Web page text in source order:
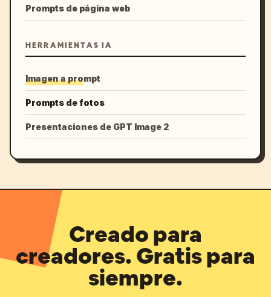
Prompts de página web
HERRAMIENTAS IA
Imagen a prompt
Prompts de fotos
Presentaciones de GPT Image 2
Creado para
creadores. Gratis para
siempre.